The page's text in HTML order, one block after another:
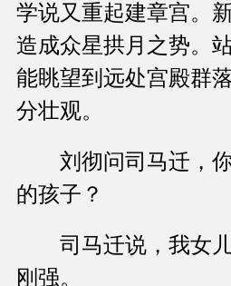
学说又重起建章宫。
造成众星拱月之势。
能眺望到远处宫殿群
分壮观。
刘彻问司马迁，
的孩子？
司马迁说，我女儿
刚强。